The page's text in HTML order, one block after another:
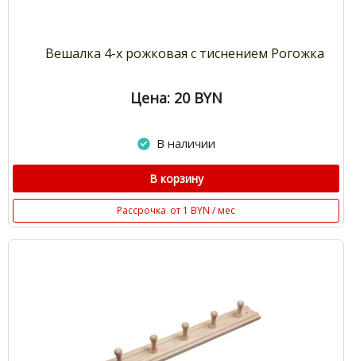
Вешалка 4-х рожковая с тиснением Рогожка
Цена: 20 BYN
В наличии
В корзину
Рассрочка от 1 BYN / мес